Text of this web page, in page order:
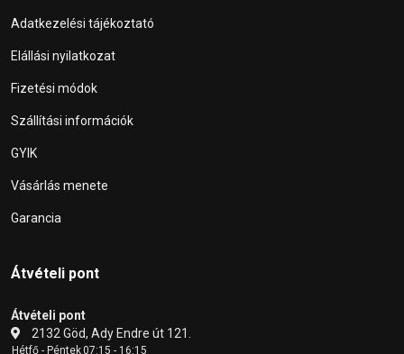
Adatkezelési tájékoztató
Elállási nyilatkozat
Fizetési módok
Szállítási információk
GYIK
Vásárlás menete
Garancia
Átvételi pont
Átvételi pont
2132 Göd, Ady Endre út 121.
Hétfő - Péntek07:15 - 16:15